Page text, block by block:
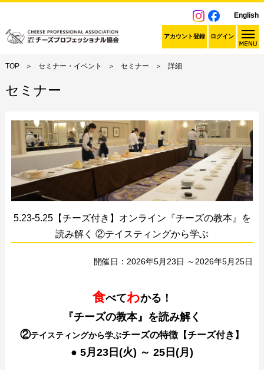
English
アカウント登録 ログイン
TOP セミナー・イベント セミナー 詳細
セミナー
5.23-5.25【チーズ付き】オンライン『チーズの教本』を
読み解く ②テイスティングから学ぶ
開催日：2026年5月23日 ～2026年5月25日
食べてわかる！
『チーズの教本』を読み解く
②テイスティングから学ぶチーズの特徴【チーズ付き】
● 5月23日(火) ～ 25日(月)